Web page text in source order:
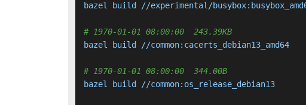
bazel build //experimental/
# 1970-01-01 08:00:00  243.39KB
bazel build //common:cacerts_debian13_amd64
# 1970-01-01 08:00:00  344.00B
bazel build //common:os_release_debian13